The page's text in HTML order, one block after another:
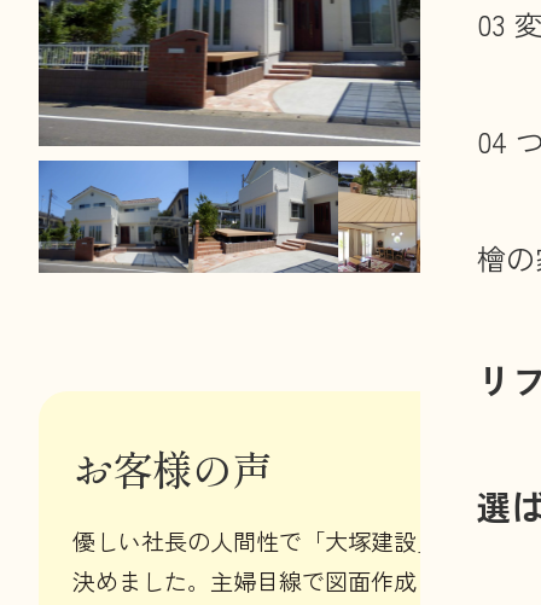
03
04
檜
リ
選
お客様の声
優しい社長の人間性で「大塚建設」に
決めました。主婦目線で図面作成して